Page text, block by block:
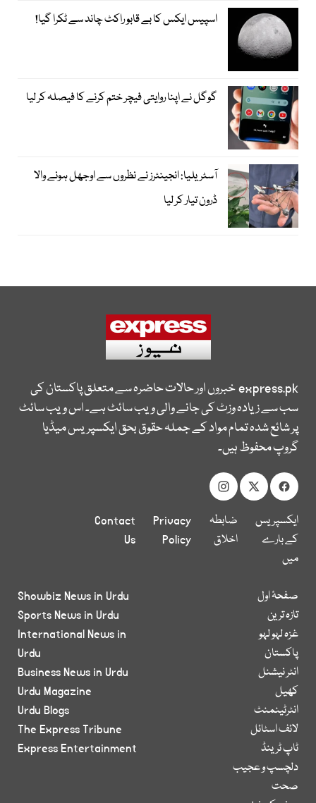
اسپیس ایکس کا بے قابو راکٹ چاند سے ٹکرا گیا!
گوگل نے اپنا روایتی فیچر ختم کرنے کا فیصلہ کر لیا
آسٹریلیا: انجینئرز نے نظروں سے اوجھل ہونے والا
ڈرون تیار کر لیا
express.pkخبروں اور حالات حاضرہ سے متعلق پاکستان کی
سب سے زیادہ وزٹ کی جانے والی ویب سائٹ ہے۔ اس ویب سائٹ
پر شائع شدہ تمام مواد کے جملہ حقوق بحق ایکسپریس میڈیا
گروپ محفوظ ہیں۔
ایکسپریس
کے بارے
میں
ضابطہ
اخلاق
Privacy
Policy
Contact
Us
صفحۂ اول
تازہ ترین
غزہ لہو لہو
پاکستان
انٹر نیشنل
کھیل
انٹرٹینمنٹ
لائف اسٹائل
ٹاپ ٹرینڈ
دلچسپ و عجیب
صحت
Showbiz News in Urdu
Sports News in Urdu
International News in
Urdu
Business News in Urdu
Urdu Magazine
Urdu Blogs
The Express Tribune
Express Entertainment